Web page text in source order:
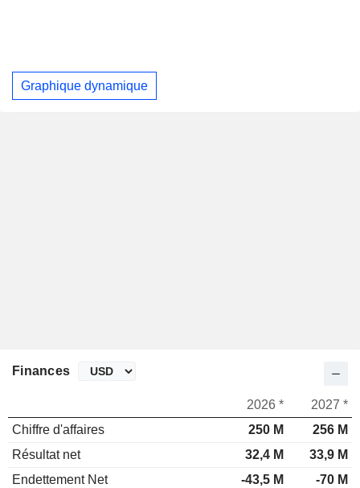
Graphique dynamique
Finances
2026 *
2027 *
Chiffre d'affaires
250 M
256 M
Résultat net
32,4 M
33,9 M
Endettement Net
-43,5 M -70 M